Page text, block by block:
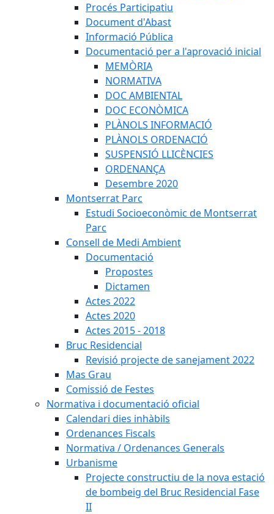
Procés Participatiu
Document d'Abast
Informació Pública
Documentació per a l'aprovació inicial
MEMÒRIA
NORMATIVA
DOC AMBIENTAL
DOC ECONÒMICA
PLÀNOLS INFORMACIÓ
PLÀNOLS ORDENACIÓ
SUSPENSIÓ LLICÈNCIES
ORDENANÇA
Desembre 2020
Montserrat Parc
Estudi Socioeconòmic de Montserrat
Parc
Consell de Medi Ambient
Documentació
Propostes
Dictamen
Actes 2022
Actes 2020
Actes 2015 - 2018
Bruc Residencial
Revisió projecte de sanejament 2022
Mas Grau
Comissió de Festes
Normativa i documentació oficial
Calendari dies inhàbils
Ordenances Fiscals
Normativa / Ordenances Generals
Urbanisme
Projecte constructiu de la nova estació
de bombeig del Bruc Residencial Fase
II